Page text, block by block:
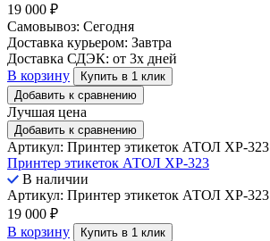
19 000 ₽
Самовывоз: Сегодня
Доставка курьером: Завтра
Доставка СДЭК: от 3х дней
В корзину
Купить в 1 клик
Добавить к сравнению
Лучшая цена
Добавить к сравнению
Артикул: Принтер этикеток АТОЛ XP-323
Принтер этикеток АТОЛ XP-323
В наличии
Артикул: Принтер этикеток АТОЛ XP-323
19 000 ₽
В корзину
Купить в 1 клик